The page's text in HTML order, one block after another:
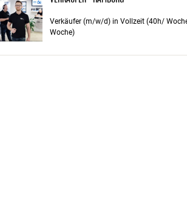
Verkäufer (m/w/d) in Vollzeit (40h/
Woche)